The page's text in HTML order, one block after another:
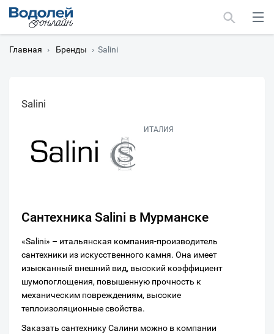
Главная › Бренды › Salini
Salini
ИТАЛИЯ
Сантехника Salini в Мурманске
«Salini» – итальянская компания-производитель
сантехники из искусственного камня. Она имеет
изысканный внешний вид, высокий коэффициент
шумопоглощения, повышенную прочность к
механическим повреждениям, высокие
теплоизоляционные свойства.
Заказать сантехнику Салини можно в компании
Мурманск